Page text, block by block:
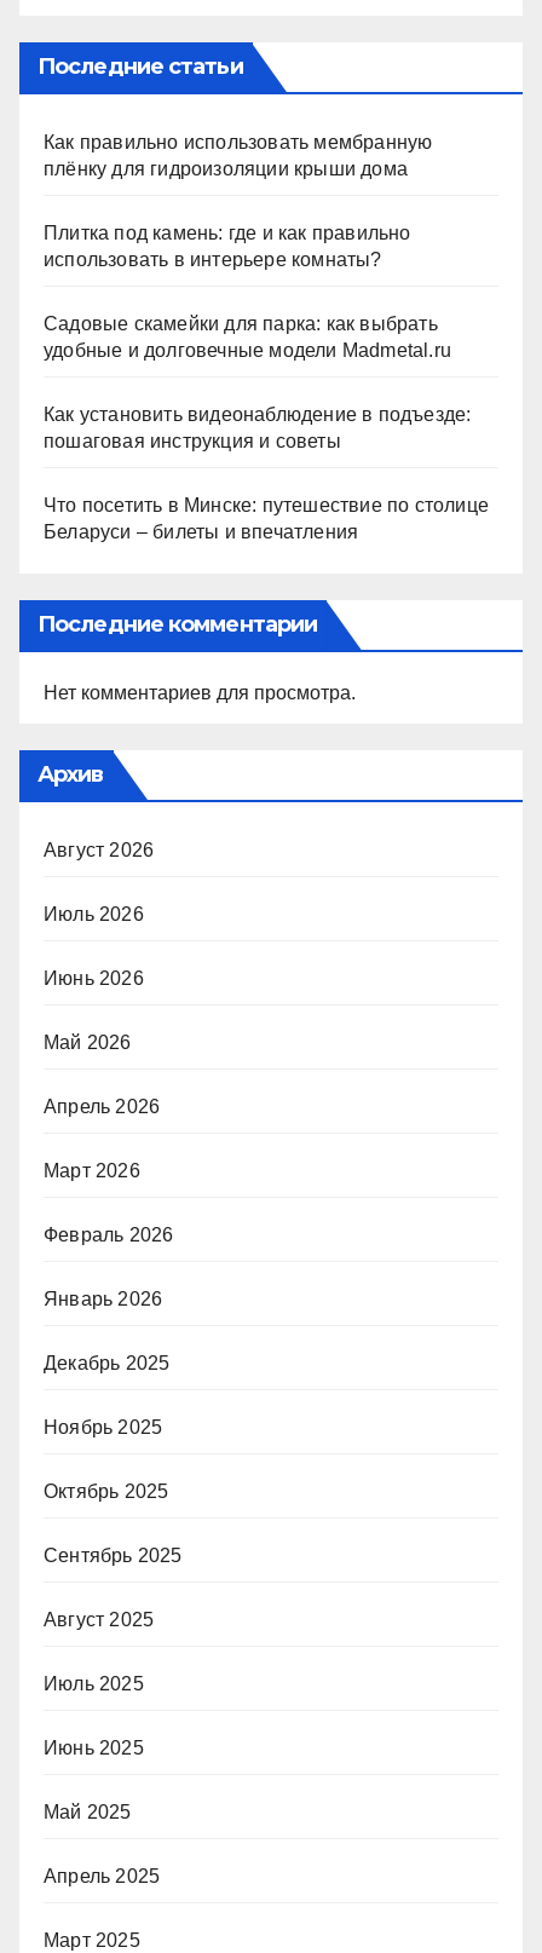
Последние статьи
Как правильно использовать мембранную
плёнку для гидроизоляции крыши дома
Плитка под камень: где и как правильно
использовать в интерьере комнаты?
Садовые скамейки для парка: как выбрать
удобные и долговечные модели Madmetal.ru
Как установить видеонаблюдение в подъезде:
пошаговая инструкция и советы
Что посетить в Минске: путешествие по столице
Беларуси – билеты и впечатления
Последние комментарии
Нет комментариев для просмотра.
Архив
Август 2026
Июль 2026
Июнь 2026
Май 2026
Апрель 2026
Март 2026
Февраль 2026
Январь 2026
Декабрь 2025
Ноябрь 2025
Октябрь 2025
Сентябрь 2025
Август 2025
Июль 2025
Июнь 2025
Май 2025
Апрель 2025
Март 2025